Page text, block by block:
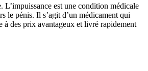
est une condition médicale
le pénis. Il s’agit d’un médicament qui
à des prix avantageux et livré rapidement